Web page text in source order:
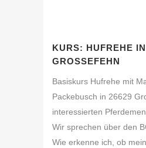
KURS: HUFREHE
GROSSEFEHN
Basiskurs Hufrehe mit
Packebusch in 26629
interessierten
Wir sprechen über den
Wie erkenne ich, ob